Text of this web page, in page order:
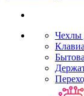
Чехлы